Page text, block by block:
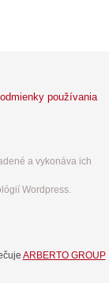
používania
a vykonáva ich
Wordpress.
ARBERTO GROUP